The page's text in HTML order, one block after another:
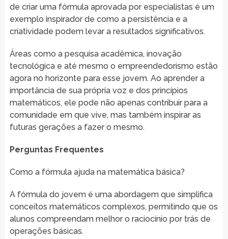
de criar uma fórmula aprovada por especialistas é um
exemplo inspirador de como a persistência e a
criatividade podem levar a resultados significativos.
Áreas como a pesquisa acadêmica, inovação
tecnológica e até mesmo o empreendedorismo estão
agora no horizonte para esse jovem. Ao aprender a
importância de sua própria voz e dos princípios
matemáticos, ele pode não apenas contribuir para a
comunidade em que vive, mas também inspirar as
futuras gerações a fazer o mesmo.
Perguntas Frequentes
Como a fórmula ajuda na matemática básica?
A fórmula do jovem é uma abordagem que simplifica
conceitos matemáticos complexos, permitindo que os
alunos compreendam melhor o raciocínio por trás de
operações básicas.